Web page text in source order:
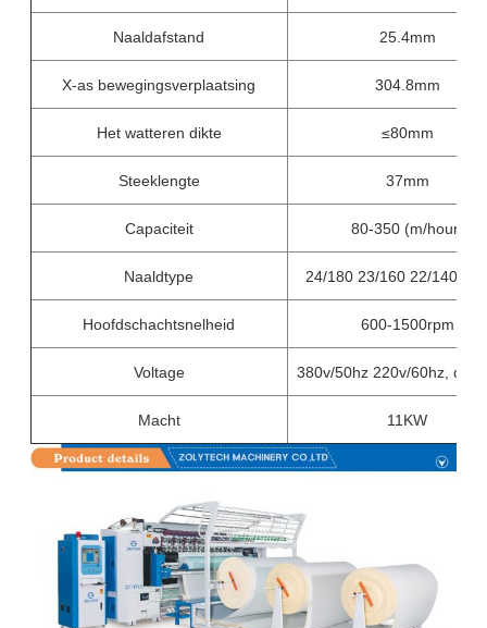
Naaldafstand 25.4mm
X-as bewegingsverplaatsing 304.8mm
Het watteren dikte ≤80mm
Steeklengte 37mm
Capaciteit 80-350 (m/hour)
Naaldtype 24/180 23/160 22/140 21/
Hoofdschachtsnelheid 600-1500rpm
Voltage 380v/50hz 220v/60hz,
Macht 11KW